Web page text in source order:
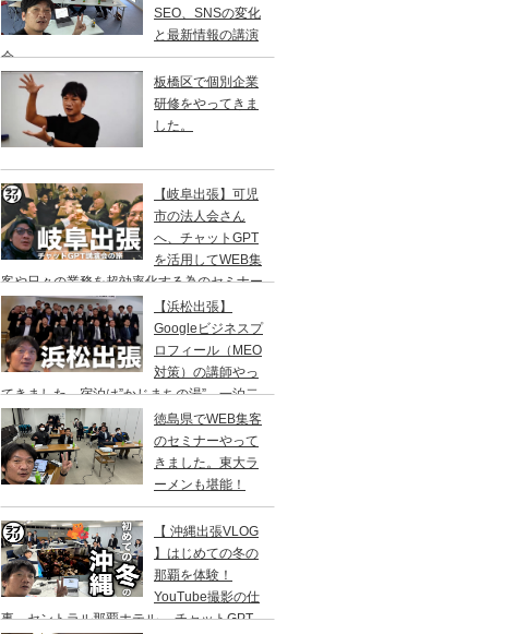
SEO、SNSの変化
と最新情報の講演
会
板橋区で個別企業
研修をやってきま
した。
【岐阜出張】可児
市の法人会さん
へ、チャットGPT
を活用してWEB集
客や日々の業務を超効率化する為のセミナー
をやってきました。2年ぶりの登壇です。一
泊二日の旅。
【浜松出張】
Googleビジネスプ
ロフィール（MEO
対策）の講師やっ
てきました。宿泊は”かじまちの湯”。一泊二
日の旅
徳島県でWEB集客
のセミナーやって
きました。東大ラ
ーメンも堪能！
【 沖縄出張VLOG
】はじめての冬の
那覇を体験！
YouTube撮影の仕
事→セントラル那覇ホテル→ チャットGPT